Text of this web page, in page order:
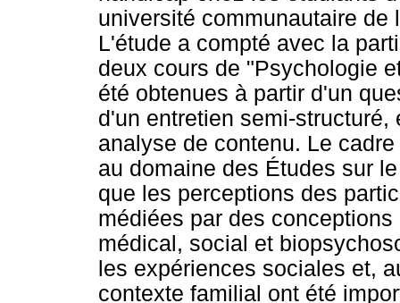
université communautaire de
L'étude a compté avec la
deux cours de "Psychologie
été obtenues à partir d'un
d'un entretien semi-
analyse de contenu. Le
au domaine des Études sur
que les perceptions des
médiées par des
médical, social et
les expériences sociales et,
contexte familial ont été